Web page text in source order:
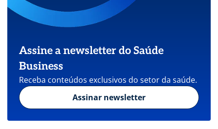
Assine a newsletter do Saúde
Business
Receba conteúdos exclusivos do setor da saúde.
Assinar newsletter